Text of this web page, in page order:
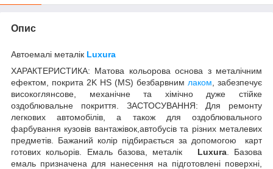
Опис
Автоемалі металік Luxura
ХАРАКТЕРИСТИКА: Матова кольорова основа з металічним
ефектом, покрита 2K HS (MS) безбарвним лаком , забезпечує
високоглянсове, механічне та хімічно дуже стійке
оздоблювальне покриття. ЗАСТОСУВАННЯ: Для ремонту
легкових автомобілів, а також для оздоблювального
фарбування кузовів вантажівок,автобусів та різних металевих
предметів. Бажаний колір підбирається за допомогою карт
готових кольорів. Емаль базова, металік Luxura. Базова
емаль призначена для нанесення на підготовлені поверхні,